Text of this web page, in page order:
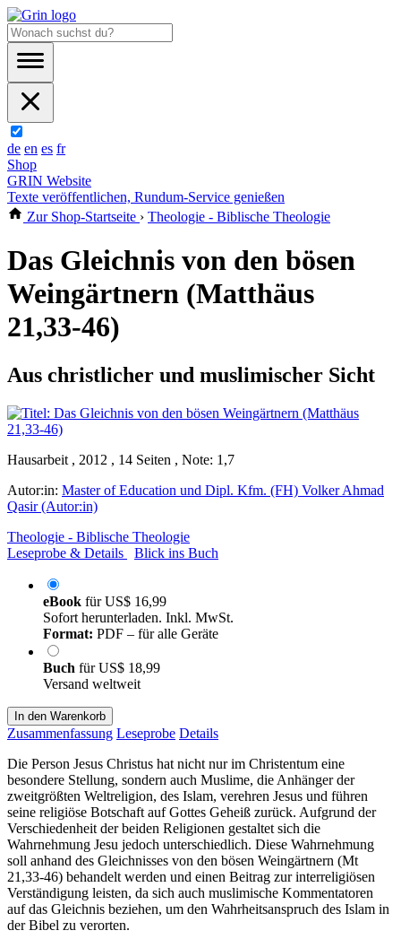
de en es fr
Shop
GRIN Website
Texte veröffentlichen, Rundum-Service genießen
Zur Shop-Startseite › Theologie - Biblische Theologie
Das Gleichnis von den bösen
Weingärtnern (Matthäus
21,33-46)
Aus christlicher und muslimischer Sicht
Hausarbeit , 2012 , 14 Seiten , Note: 1,7
Autor:in: Master of Education und Dipl. Kfm. (FH) Volker Ahmad
Qasir (Autor:in)
Theologie - Biblische Theologie
Leseprobe & Details
Blick ins Buch
eBook fürUS$ 16,99
Sofort herunterladen. Inkl. MwSt.
Format: PDF – für alle Geräte
Buch fürUS$ 18,99
Versand weltweit
In den Warenkorb
Zusammenfassung Leseprobe Details
Die Person Jesus Christus hat nicht nur im Christentum eine
besondere Stellung, sondern auch Muslime, die Anhänger der
zweitgrößten Weltreligion, des Islam, verehren Jesus und führen
seine religiöse Botschaft auf Gottes Geheiß zurück. Aufgrund der
Verschiedenheit der beiden Religionen gestaltet sich die
Wahrnehmung Jesu jedoch unterschiedlich. Diese Wahrnehmung
soll anhand des Gleichnisses von den bösen Weingärtnern (Mt
21,33-46) behandelt werden und einen Beitrag zur interreligiösen
Verständigung leisten, da sich auch muslimische Kommentatoren
auf das Gleichnis beziehen, um den Wahrheitsanspruch des Islam in
der Bibel zu verorten.